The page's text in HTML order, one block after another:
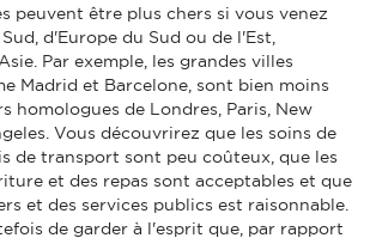
peuvent être plus chers si vous venez
d'Europe du Sud ou de l'Est,
Par exemple, les grandes villes
Madrid et Barcelone, sont bien moins
homologues de Londres, Paris, New
Vous découvrirez que les soins de
de transport sont peu coûteux, que les
et des repas sont acceptables et que
et des services publics est raisonnable.
de garder à l'esprit que, par rapport